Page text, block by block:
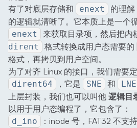
有了对底层存储和
enext 的理解
的逻辑就清晰了。它本质上是一个
enext 来获取目录项，然后把内
dirent
格式转换成用户态需要的
格式，再拷贝到用户空间。
为了对齐 Linux 的接口，我们需要
dirent64 ，它是 SNE 和 LNE
上层封装，我们也可以叫他 逻辑目
以用于用户态编程了，它包含了：
d_ino ：inode 号，FAT32 不支